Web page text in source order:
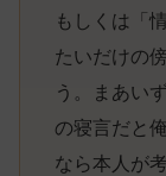
もしくは「
たいだけの
う。まあい
の寝言だと
なら本人が